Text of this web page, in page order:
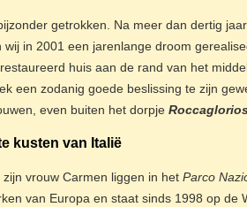
getrokken. Na meer dan dertig
in 2001 een jarenlange droom
huis aan de rand van het
een zodanig goede beslissing te zijn
even buiten het dorpje
kusten van Italië
vrouw Carmen liggen in het Parco
van Europa en staat sinds 1998 op de